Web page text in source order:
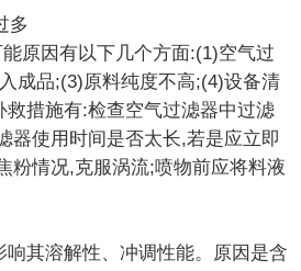
多
原因有以下几个方面:(1)空气过
成品;(3)原料纯度不高;(4)设备清
救措施有:检查空气过滤器中过滤
器使用时间是否太长,若是应立即
粉情况,克服涡流;喷物前应将料液
其溶解性、冲调性能。原因是含